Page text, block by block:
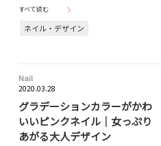
すべて読む
ネイル・デザイン
Nail
2020.03.28
グラデーションカラーがかわ
いいピンクネイル｜女っぷり
あがる大人デザイン